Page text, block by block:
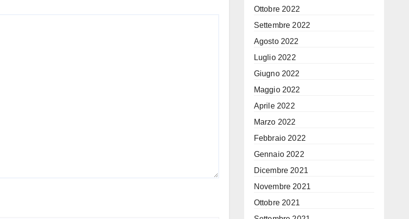
Ottobre 2022
Settembre 2022
Agosto 2022
Luglio 2022
Giugno 2022
Maggio 2022
Aprile 2022
Marzo 2022
Febbraio 2022
Gennaio 2022
Dicembre 2021
Novembre 2021
Ottobre 2021